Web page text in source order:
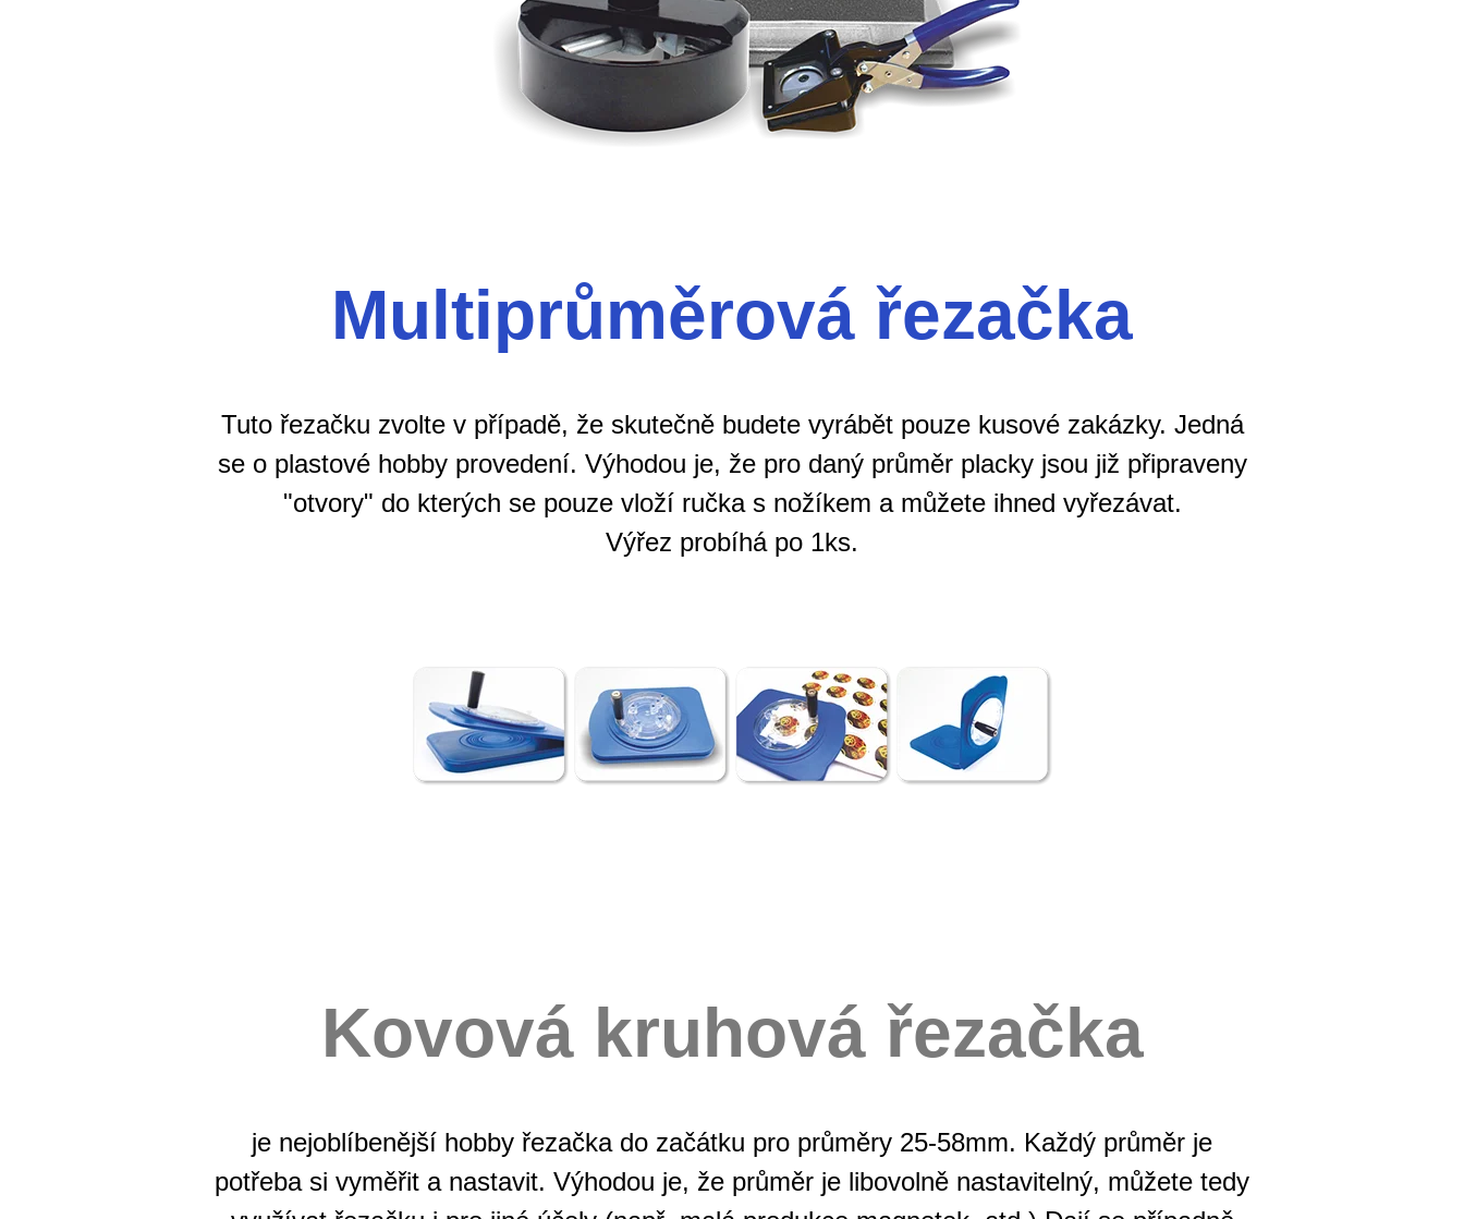
Multiprůměrová řezačka
Tuto řezačku zvolte v případě, že skutečně budete vyrábět pouze kusové zakázky. Jedná
se o plastové hobby provedení. Výhodou je, že pro daný průměr placky jsou již připraveny
"otvory" do kterých se pouze vloží ručka s nožíkem a můžete ihned vyřezávat.
Výřez probíhá po 1ks.
Kovová kruhová řezačka
je nejoblíbenější hobby řezačka do začátku pro průměry 25-58mm. Každý průměr je
potřeba si vyměřit a nastavit. Výhodou je, že průměr je libovolně nastavitelný, můžete tedy